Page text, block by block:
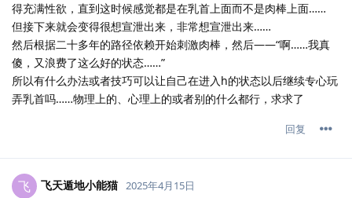
得充满性欲，直到这时候感觉都是在乳首上面而不是肉棒上面……
但接下来就会变得很想宣泄出来，非常想宣泄出来……
然后根据二十多年的路径依赖开始刺激肉棒，然后——“啊……我真
傻，又浪费了这么好的状态……”
所以有什么办法或者技巧可以让自己在进入h的状态以后继续专心玩
弄乳首吗……物理上的、心理上的或者别的什么都行，求求了
回复
飞 飞天遁地小能猫 2025年4月15日